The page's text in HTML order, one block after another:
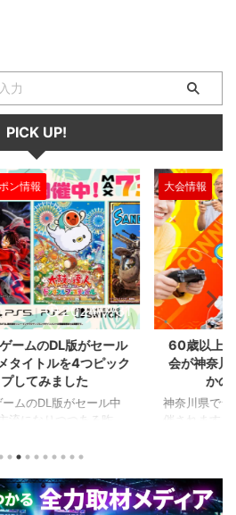
こ
が、この3つは目にしたことがな
い方も多いのではないでしょう
か。 CSD、GD CSD、GDとは、
それぞれ、【Creep Score
Difference（ク ...
PICK UP!
2024/7/31
対象のeスポーツの大
で開催。ゲストはまさ
蝶野正洋！！！
ニアeスポーツ大会が開
東日本予選（福島
）の優勝者3名が決勝大
キャラクターによる対戦
のことなので、家族で楽
セール、クー
セガのサ
『ユニコ
『ペルソ
ファンから
や編成や育